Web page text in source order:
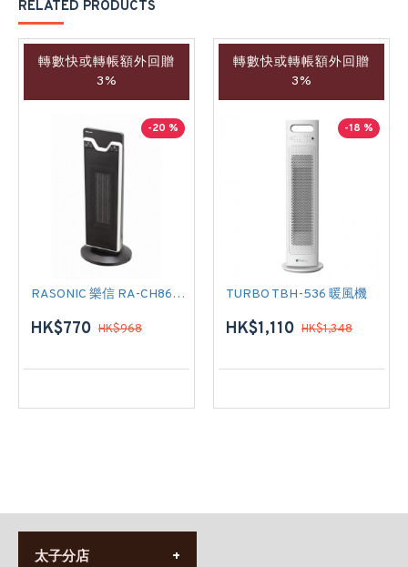
RELATED PRODUCTS
轉數快或轉帳額外回贈
3%
-20 %
RASONIC 樂信 RA-CH862S 陶瓷暖風機
HK$770 HK$968
轉數快或轉帳額外回贈
3%
-18 %
TURBO TBH-536 暖風機
HK$1,110 HK$1,348
太子分店